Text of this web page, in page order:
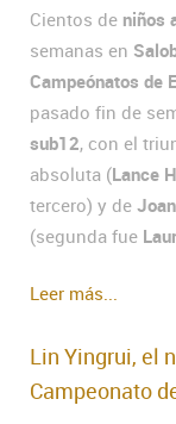
Cientos de niños
semanas en
Campeónatos de
pasado fin de
sub12, con el
absoluta (Lance
tercero) y de
(segunda fue
Leer más...
Lin Yingrui, el
Campeonato